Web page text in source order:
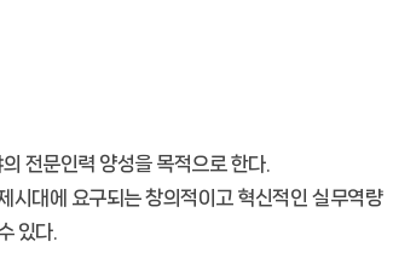
전문인력 양성을 목적으로 한다.
시대에 요구되는 창의적이고 혁신적인 실무역량
있다.